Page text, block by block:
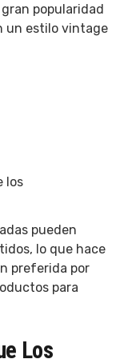
popularidad
un estilo vintage
los
pueden
lo que hace
preferida por
para
Los